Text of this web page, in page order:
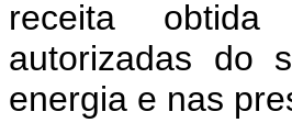
receita obtida
autorizadas do
energia e nas